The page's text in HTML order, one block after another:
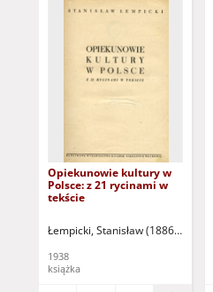
Opiekunowie kultury w
Polsce: z 21 rycinami w
tekście
Łempicki, Stanisław (1886-1947)
1938
książka